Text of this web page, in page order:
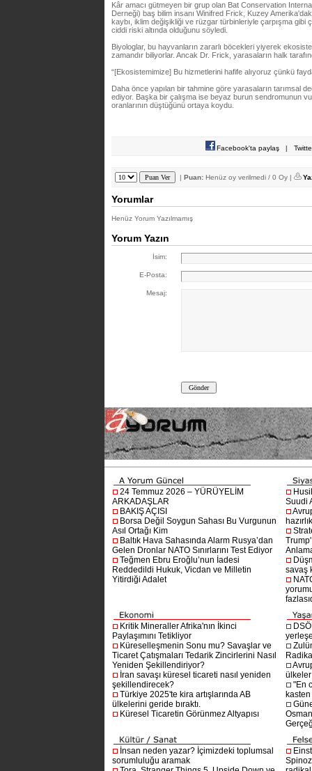
Kâr amacı gütmeyen bir grup olan Bat Conservation
Derneği) baş bilim insanı Winifred Frick, Kuzey
kaybı, iklim değişikliği ve rüzgar türbinleriyle çarpışma gibi
ciddi riski altında olduğunu söyledi.
Biyologlar, bu hayvanların zararlı böcekleri yiyerek
zamandır biliyorlar. Ancak Dr. Frick, yarasaların halk
“[Ekosistemimize] Bu hizmetlerini hafife alıyoruz çünkü
Daha önce yapılan bir tahmine göre yarasaların tarımsal
ediyor. Başka bir çalışma ise beyaz burun sendromunun
oranlarının düştüğünü ortaya koydu.
Facebook'ta paylaş |
| Puan: Henüz oy verilmedi / 0 Oy |
Yorumlar
Henüz Yorum Yazılmamış
Yorum Yazın
İsim:
E-Posta:
Mesaj:
24 Temmuz 2026 – YÜRÜYELİM
ARKADAŞLAR
BAKIŞ AÇISI
Borsa Değil Soygun Sahası Bu Vurgunun
Asıl Ortağı Kim
Baltık Hava Sahasında Alarm Rusya’dan
Gelen Dronlar NATO Sınırlarını Test Ediyor
Teğmen Ebru Eroğlu’nun İadesi
Reddedildi Hukuk, Vicdan ve Milletin
Yitirdiği Adalet
Suudi
savaş
Kritik Mineraller Afrika'nın İkinci
Paylaşımını Tetikliyor
Küreselleşmenin Sonu mu? Savaşlar ve
Ticaret Çatışmaları Tedarik Zincirlerini Nasıl
Yeniden Şekillendiriyor?
İran savaşı küresel ticareti nasıl yeniden
şekillendirecek?
Türkiye 2025'te kira artışlarında AB
ülkelerini geride bıraktı.
Küresel Ticaretin Görünmez Altyapısı
"En
İnsan neden yazar? İçimizdeki toplumsal
sorumluluğu aramak